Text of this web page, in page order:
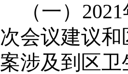
（一）
次会议建议
案涉及到区